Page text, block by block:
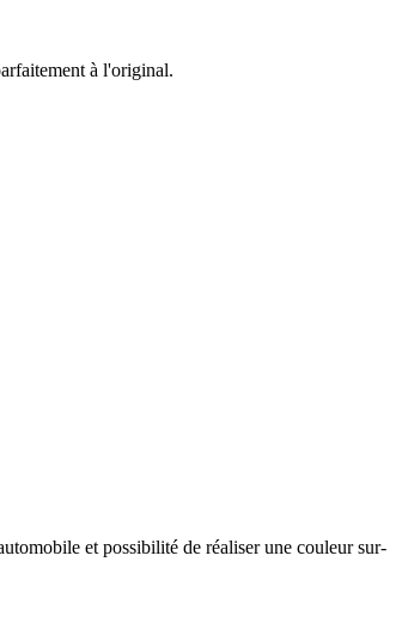
à l'original.
et possibilité de réaliser une couleur sur-